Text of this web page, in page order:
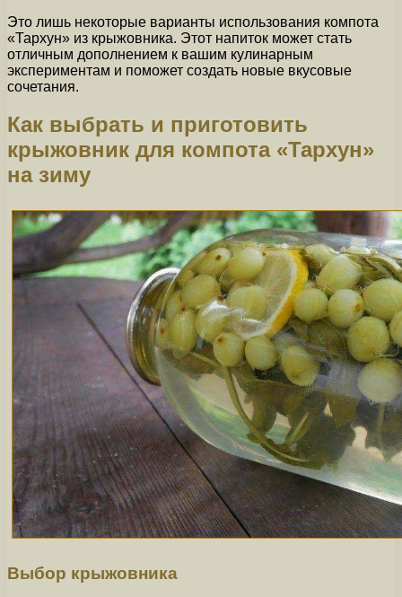
Это лишь некоторые варианты использования компота
«Тархун» из крыжовника. Этот напиток может стать
отличным дополнением к вашим кулинарным
экспериментам и поможет создать новые вкусовые
сочетания.
Как выбрать и приготовить
крыжовник для компота «Тархун»
на зиму
Выбор крыжовника